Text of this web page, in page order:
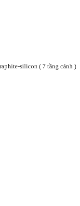
silicon ( 7 tầng cánh )